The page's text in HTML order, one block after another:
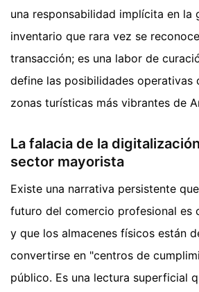
una responsabilidad implícita en la
inventario que rara vez se
transacción; es una labor de
define las posibilidades operativas
zonas turísticas más vibrantes de
La falacia de la
sector mayorista
Existe una narrativa persistente
futuro del comercio profesional es
y que los almacenes físicos están
convertirse en "centros de
público. Es una lectura superficial